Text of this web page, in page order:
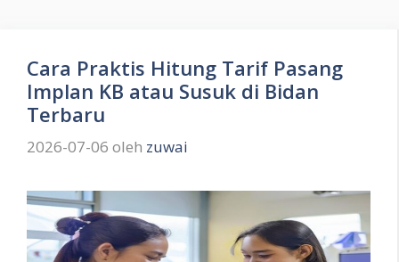
Cara Praktis Hitung Tarif Pasang
Implan KB atau Susuk di Bidan
Terbaru
2026-07-06 oleh zuwai